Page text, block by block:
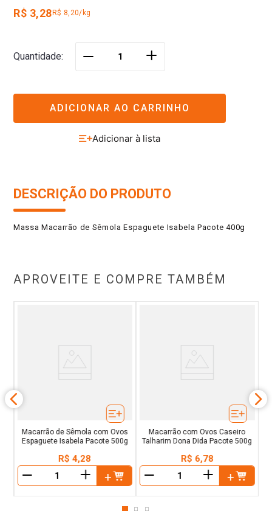
R$ 3,28 R$ 8,20/kg
Quantidade ＋
ADICIONAR AO CARRINHO
DESCRIÇÃO DO PRODUTO
Massa Macarrão de Sêmola Espaguete Isabela Pacote 400g
APROVEITE E COMPRE TAMBÉM
Macarrão de Sêmola com Ovos
Espaguete Isabela Pacote 500g
R$ 4,28
＋
Macarrão com Ovos Caseiro
Talharim Dona Dida Pacote 500g
R$ 6,78
＋